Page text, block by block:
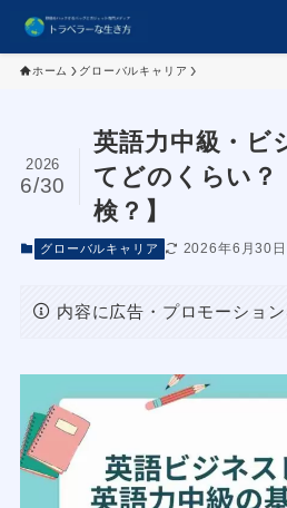
ホーム グローバルキャリア
英語力中級・ビ
てどのくらい？
検？】
2026
6/30
グローバルキャリア 2026年6月30日
内容に広告・プロモーショ